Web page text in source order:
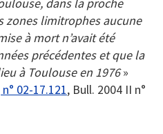
dans la proche
zones limitrophes aucune
à mort n’avait été
précédentes et que la
à Toulouse en 1976»
02-17.121, Bull. 2004 II n°